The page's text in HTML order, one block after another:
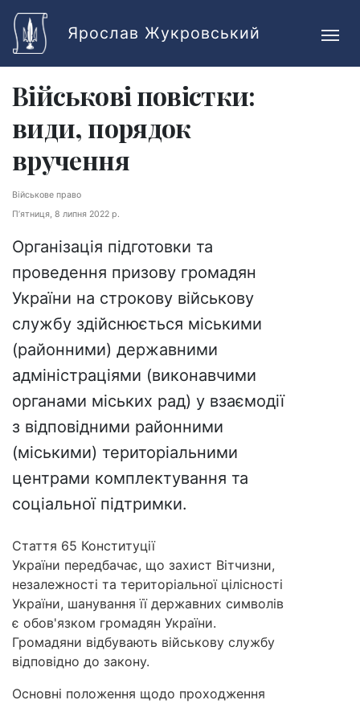
Skip to main content
Ярослав Жукровський
Військові повістки:
види, порядок
вручення
Військове право
П’ятниця, 8 липня 2022 р.
Організація підготовки та
проведення призову громадян
України на строкову військову
службу здійснюється міськими
(районними) державними
адміністраціями (виконавчими
органами міських рад) у взаємодії
з відповідними районними
(міськими) територіальними
центрами комплектування та
соціальної підтримки.
Стаття 65 Конституції
України передбачає, що захист Вітчизни,
незалежності та територіальної цілісності
України, шанування її державних символів
є обов'язком громадян України.
Громадяни відбувають військову службу
відповідно до закону.
Основні положення щодо проходження